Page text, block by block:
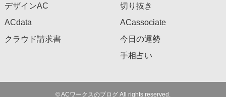
デザインAC
ACdata
クラウド請求書
切り抜き
ACassociate
今日の運勢
手相占い
©ACワークスのブログ All rights reserved.